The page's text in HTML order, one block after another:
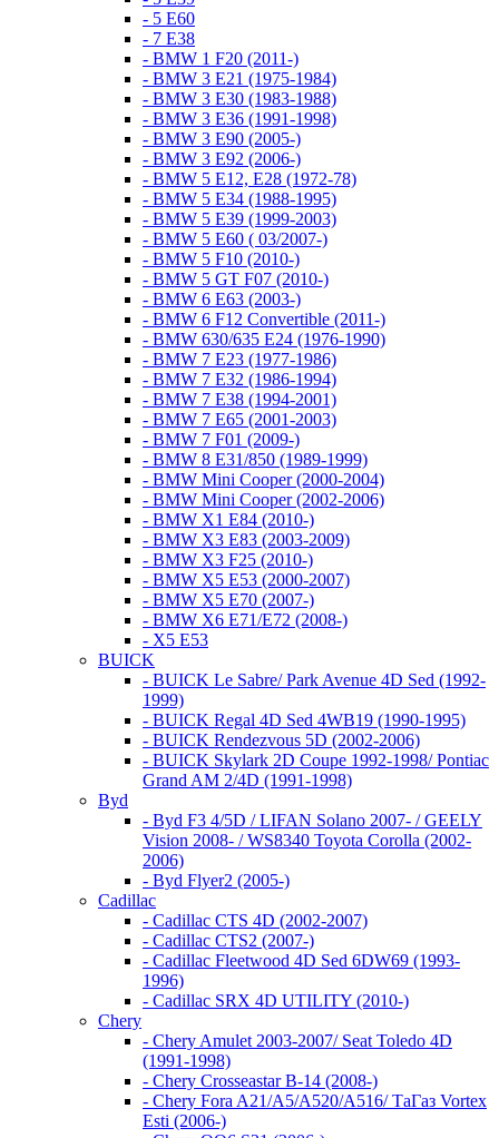
- 5 E60
- 7 E38
- BMW 1 F20 (2011-)
- BMW 3 E21 (1975-1984)
- BMW 3 E30 (1983-1988)
- BMW 3 E36 (1991-1998)
- BMW 3 E90 (2005-)
- BMW 3 E92 (2006-)
- BMW 5 E12, E28 (1972-78)
- BMW 5 E34 (1988-1995)
- BMW 5 E39 (1999-2003)
- BMW 5 E60 ( 03/2007-)
- BMW 5 F10 (2010-)
- BMW 5 GT F07 (2010-)
- BMW 6 E63 (2003-)
- BMW 6 F12 Convertible (2011-)
- BMW 630/635 E24 (1976-1990)
- BMW 7 E23 (1977-1986)
- BMW 7 E32 (1986-1994)
- BMW 7 E38 (1994-2001)
- BMW 7 E65 (2001-2003)
- BMW 7 F01 (2009-)
- BMW 8 E31/850 (1989-1999)
- BMW Mini Cooper (2000-2004)
- BMW Mini Cooper (2002-2006)
- BMW X1 E84 (2010-)
- BMW X3 E83 (2003-2009)
- BMW X3 F25 (2010-)
- BMW X5 E53 (2000-2007)
- BMW X5 E70 (2007-)
- BMW X6 E71/E72 (2008-)
- X5 E53
BUICK
- BUICK Le Sabre/ Park Avenue 4D Sed (1992-
1999)
- BUICK Regal 4D Sed 4WB19 (1990-1995)
- BUICK Rendezvous 5D (2002-2006)
- BUICK Skylark 2D Coupe 1992-1998/ Pontiac
Grand AM 2/4D (1991-1998)
Byd
- Byd F3 4/5D / LIFAN Solano 2007- / GEELY
Vision 2008- / WS8340 Toyota Corolla (2002-
2006)
- Byd Flyer2 (2005-)
Cadillac
- Cadillac CTS 4D (2002-2007)
- Cadillac CTS2 (2007-)
- Cadillac Fleetwood 4D Sed 6DW69 (1993-
1996)
- Cadillac SRX 4D UTILITY (2010-)
Chery
- Chery Amulet 2003-2007/ Seat Toledo 4D
(1991-1998)
- Chery Crosseastar B-14 (2008-)
- Chery Fora A21/A5/A520/A516/ ТаГаз Vortex
Esti (2006-)